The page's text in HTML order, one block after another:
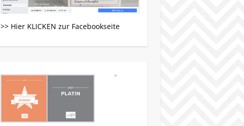
>> Hier KLICKEN zur Facebookseite